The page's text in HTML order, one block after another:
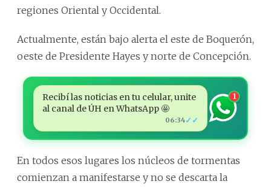
regiones Oriental y Occidental.
Actualmente, están bajo alerta el este de Boquerón,
oeste de Presidente Hayes y norte de Concepción.
Recibí las noticias en tu celular, unite
al canal de ÚH en WhatsApp 🤩
06:34✓✓
1
En todos esos lugares los núcleos de tormentas
comienzan a manifestarse y no se descarta la